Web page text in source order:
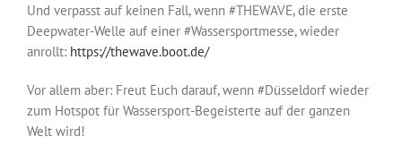
Und verpasst auf keinen Fall, wenn #THEWAVE, die erste
Deepwater-Welle auf einer #Wassersportmesse, wieder
anrollt: https://thewave.boot.de/
Vor allem aber: Freut Euch darauf, wenn #Düsseldorf wieder
zum Hotspot für Wassersport-Begeisterte auf der ganzen
Welt wird!